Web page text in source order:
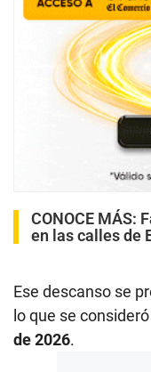
CONOCE MÁS:
en las calles de
Ese descanso se
lo que se
de 2026.